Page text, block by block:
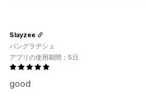
good
Slayzee
バングラデシュ
アプリの使用期間：5日